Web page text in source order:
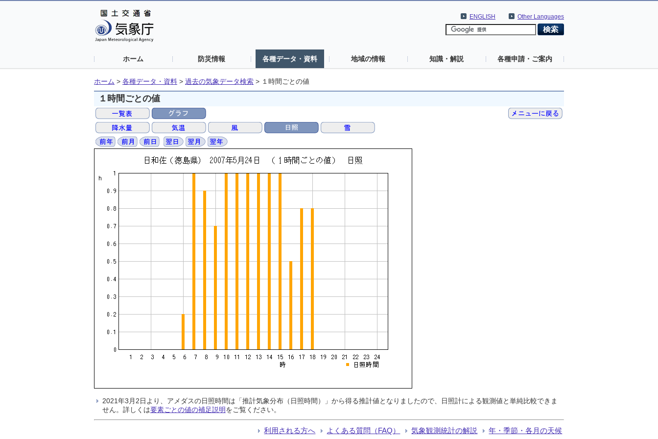
Other Languages
ENGLISH
ホーム 防災情報 各種データ・資料 地域の情報 知識・解説 各種申請・ご案内
ホーム > 各種データ・資料 > 過去の気象データ検索 > １時間ごとの値
１時間ごとの値
2021年3月2日より、アメダスの日照時間は「推計気象分布（日照時間）」から得る推計値となりましたので、日照計による観測値と単純比較できま
せん。詳しくは要素ごとの値の補足説明をご覧ください。
利用される方へ よくある質問（FAQ） 気象観測統計の解説 年・季節・各月の天候